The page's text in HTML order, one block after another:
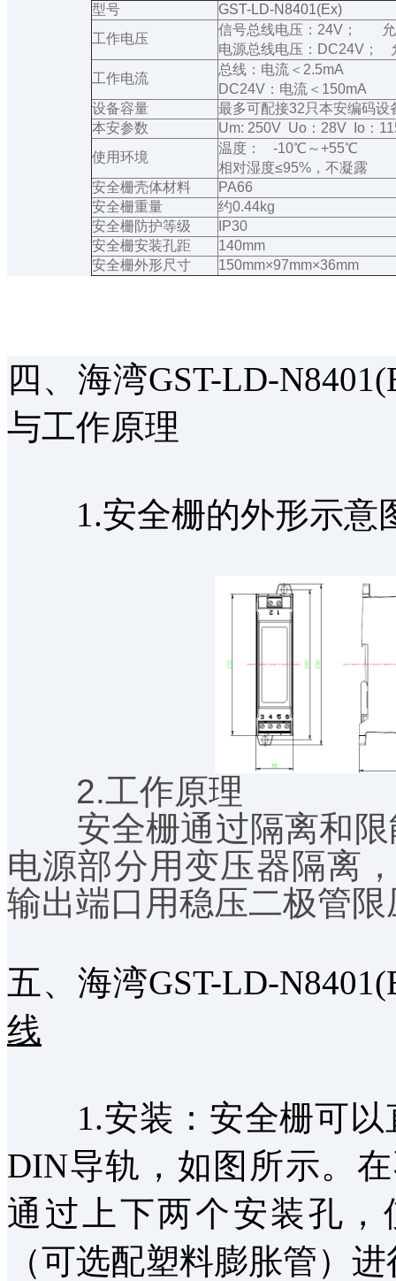
型号
GST-LD-N8401(Ex)
工作电压
信号总线电压：24V；
电源总线电压：DC24V；
工作电流
总线：电流＜2.5mA
DC24V：电流＜150mA
设备容量
最多可配接32只本安编码设
本安参数
Um: 250V Uo：28V Io：
使用环境
温度： -10℃～+55℃
相对湿度≤95%，不凝露
安全栅壳体材料
PA66
安全栅重量
约0.44kg
安全栅防护等级
IP30
安全栅安装孔距
140mm
安全栅外形尺寸
150mm×97mm×36mm
四、海湾GST-LD-
与工作原理
1.安全栅的外形示意
2.工作原理
安全栅通过隔离和限
电源部分用变压器隔离
输出端口用稳压二极管
五、海湾GST-LD-
线
1.安装：安全栅可以
DIN导轨，如图所示。
通过上下两个安装孔，
（可选配塑料膨胀管）